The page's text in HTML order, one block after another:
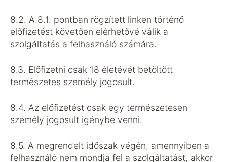
8.2. A 8.1. pontban rögzített linken történő
előfizetést követően elérhetővé válik a
szolgáltatás a felhasználó számára.
8.3. Előfizetni csak 18 életévét betöltött
természetes személy jogosult.
8.4. Az előfizetést csak egy természetesen
személy jogosult igénybe venni.
8.5. A megrendelt időszak végén, amennyiben a
felhasználó nem mondja fel a szolgáltatást, akkor